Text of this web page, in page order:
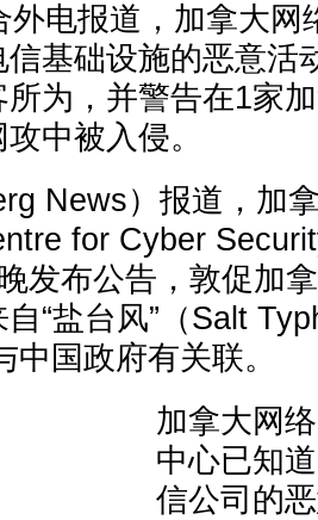
外电报道，加拿大网
基础设施的恶意活
为，并警告在1家
中被入侵。
News）报道，加
for Cyber
发布公告，敦促加
“盐台风”（Salt
国政府有关联。
加拿大网
中心已知
信公司的